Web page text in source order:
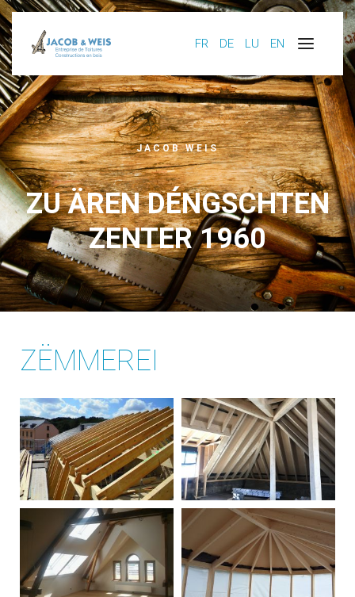
FR DE LU EN
JACOB WEIS
ZU ÄREN DÉNGSCHTEN
ZENTER 1960
ZËMMEREI